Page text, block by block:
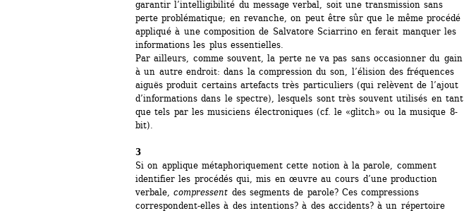
garantir l’intelligibilité du message verbal, soit une transmission sans
perte problématique; en revanche, on peut être sûr que le même procédé
appliqué à une composition de Salvatore Sciarrino en ferait manquer les
informations les plus essentielles.
Par ailleurs, comme souvent, la perte ne va pas sans occasionner du gain
à un autre endroit: dans la compression du son, l’élision des fréquences
aiguës produit certains artefacts très particuliers (qui relèvent de l’ajout
d’informations dans le spectre), lesquels sont très souvent utilisés en tant
que tels par les musiciens électroniques (cf. le «glitch» ou la musique 8-
bit).
3
Si on applique métaphoriquement cette notion à la parole, comment
identifier les procédés qui, mis en œuvre au cours d’une production
verbale, compressent des segments de parole? Ces compressions
correspondent-elles à des intentions? à des accidents? à un répertoire